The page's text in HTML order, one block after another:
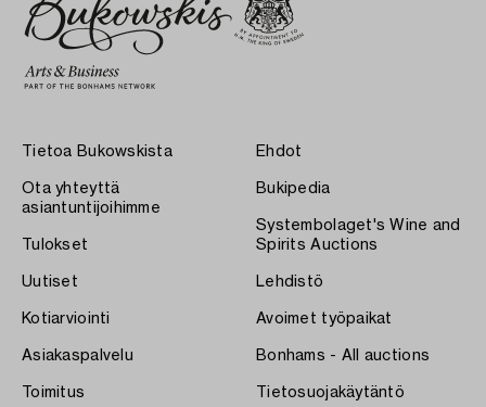
Tietoa Bukowskista
Ota yhteyttä
asiantuntijoihimme
Tulokset
Uutiset
Kotiarviointi
Asiakaspalvelu
Toimitus
Ehdot
Bukipedia
Systembolaget's Wine and
Spirits Auctions
Lehdistö
Avoimet työpaikat
Bonhams - All auctions
Tietosuojakäytäntö